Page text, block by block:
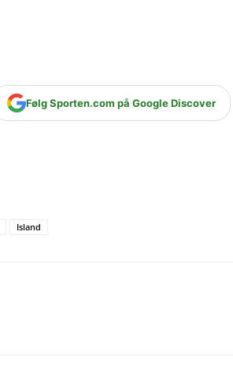
Følg Sporten.com på Google Discover
Island